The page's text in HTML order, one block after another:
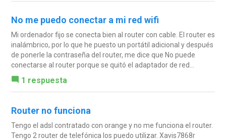
No me puedo conectar a mi red wifi
Mi ordenador fijo se conecta bien al router con cable. El router es
inalámbrico, por lo que he puesto un portátil adicional y después
de ponerle la contraseña del router, me dice que No puede
conectarse al router porque se quitó el adaptador de red...
1 respuesta
Router no funciona
Tengo el adsl contratado con orange y no me funciona el router.
Tengo 2 router de telefónica los puedo utilizar. Xavis7868r